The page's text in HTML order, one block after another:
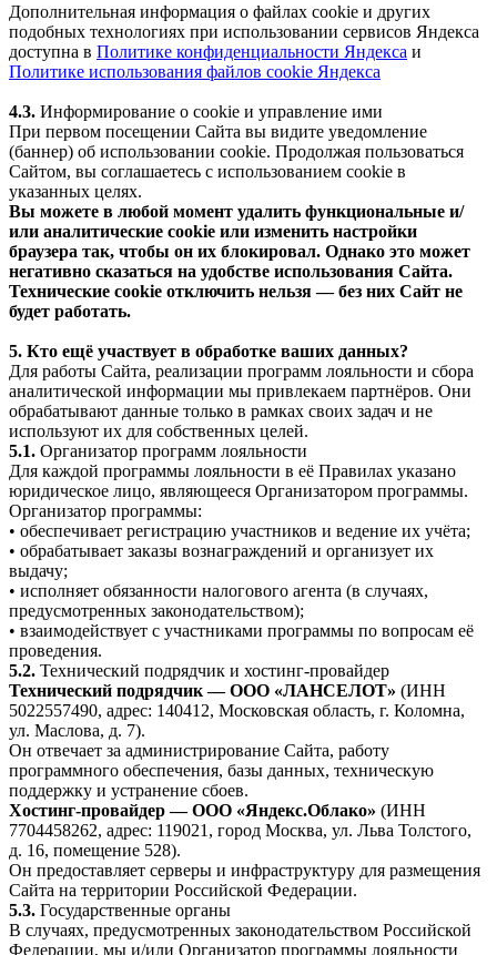
Дополнительная информация о файлах cookie и других
подобных технологиях при использовании сервисов Яндекса
доступна в Политике конфиденциальности Яндекса и
Политике использования файлов cookie Яндекса
4.3. Информирование о cookie и управление ими
При первом посещении Сайта вы видите уведомление
(баннер) об использовании cookie. Продолжая пользоваться
Сайтом, вы соглашаетесь с использованием cookie в
указанных целях.
Вы можете в любой момент удалить функциональные и/
или аналитические cookie или изменить настройки
браузера так, чтобы он их блокировал. Однако это может
негативно сказаться на удобстве использования Сайта.
Технические cookie отключить нельзя — без них Сайт не
будет работать.
5. Кто ещё участвует в обработке ваших данных?
Для работы Сайта, реализации программ лояльности и сбора
аналитической информации мы привлекаем партнёров. Они
обрабатывают данные только в рамках своих задач и не
используют их для собственных целей.
5.1. Организатор программ лояльности
Для каждой программы лояльности в её Правилах указано
юридическое лицо, являющееся Организатором программы.
Организатор программы:
• обеспечивает регистрацию участников и ведение их учёта;
• обрабатывает заказы вознаграждений и организует их
выдачу;
• исполняет обязанности налогового агента (в случаях,
предусмотренных законодательством);
• взаимодействует с участниками программы по вопросам её
проведения.
5.2. Технический подрядчик и хостинг-провайдер
Технический подрядчик — ООО «ЛАНСЕЛОТ» (ИНН
5022557490, адрес: 140412, Московская область, г. Коломна,
ул. Маслова, д. 7).
Он отвечает за администрирование Сайта, работу
программного обеспечения, базы данных, техническую
поддержку и устранение сбоев.
Хостинг-провайдер — ООО «Яндекс.Облако» (ИНН
7704458262, адрес: 119021, город Москва, ул. Льва Толстого,
д. 16, помещение 528).
Он предоставляет серверы и инфраструктуру для размещения
Сайта на территории Российской Федерации.
5.3. Государственные органы
В случаях, предусмотренных законодательством Российской
Федерации, мы и/или Организатор программы лояльности